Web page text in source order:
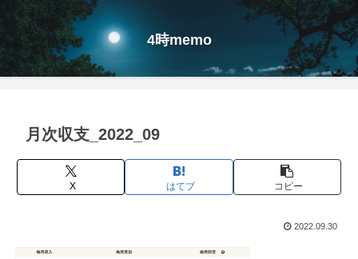
4時memo
月次収支_2022_09
X はてブ コピー
2022.09.30